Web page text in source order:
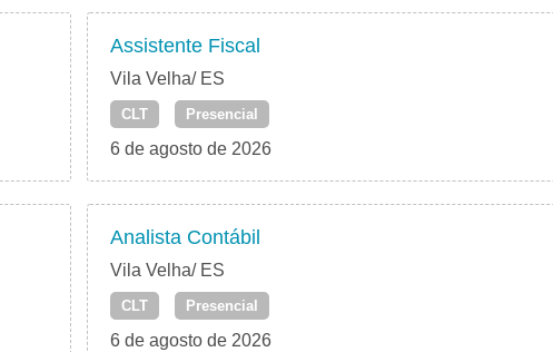
Assistente Fiscal
Vila Velha/ ES
CLT Presencial
6 de agosto de 2026
Analista Contábil
Vila Velha/ ES
CLT Presencial
6 de agosto de 2026